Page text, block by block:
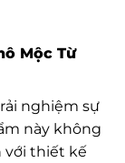
Mộc Từ
nghiệm sự
này không
với thiết kế